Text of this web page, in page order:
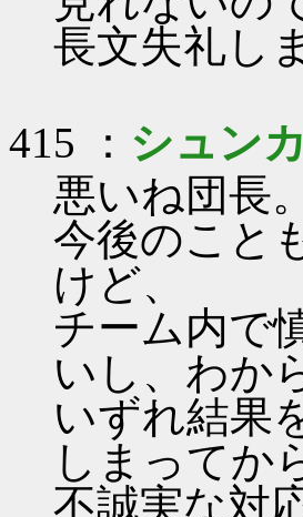
長文失礼し
415 ： シュンカ
悪いね団長。
今後のこと
けど、
チーム内で
いし、わか
いずれ結果
しまってか
不誠実な対